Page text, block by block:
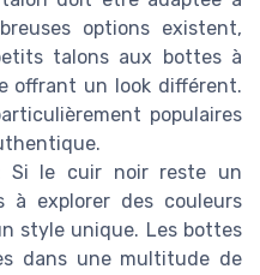
options existent,
talons aux bottes à
offrant un look différent.
populaires
Si le cuir noir reste un
à explorer des couleurs
style unique. Les bottes
dans une multitude de